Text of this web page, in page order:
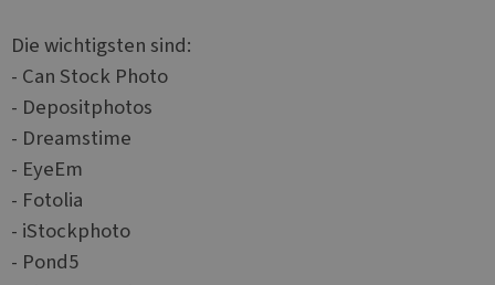
Die wichtigsten sind:
- Can Stock Photo
- Depositphotos
- Dreamstime
- EyeEm
- Fotolia
- iStockphoto
- Pond5